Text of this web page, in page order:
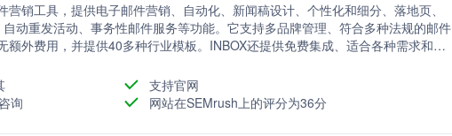
营销工具，提供电子邮件营销、自动化、新闻稿设计、个性化和细分、落地页、
动重发活动、事务性邮件服务等功能。它支持多品牌管理、符合多种法规的邮件
额外费用，并提供40多种行业模板。INBOX还提供免费集成、适合各种需求和预
支持官网
询
网站在SEMrush上的评分为36分